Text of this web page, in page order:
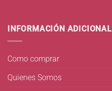
INFORMACIÓN ADICIONAL
Como comprar
Quienes Somos